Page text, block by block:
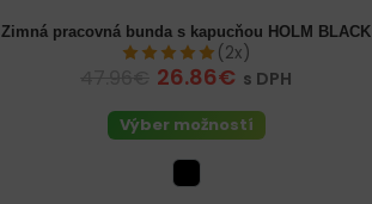
48 (M) pánske 52 (L) pánske
56 (XL) pánske
60 (2XL) pánske
62 (3XL) pánske
Zimná pracovná bunda s kapucňou HOLM BLACK
(2x)
26.86€ s DPH
Výber možností